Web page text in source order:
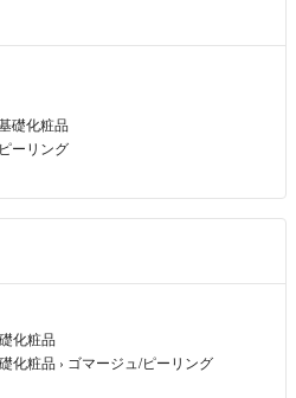
礎化粧品
ーリング
化粧品
化粧品 › ゴマージュ/ピーリング